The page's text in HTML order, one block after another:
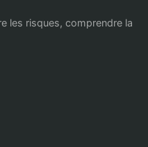
les risques, comprendre la